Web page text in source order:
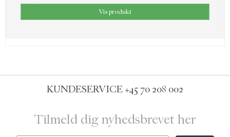
Vis produkt
KUNDESERVICE+45 70 208 002
Tilmeld dig nyhedsbrevet her